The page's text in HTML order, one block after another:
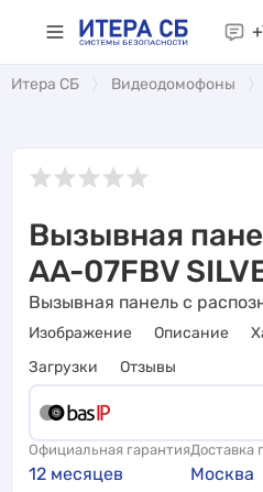
Итера СБ Видеодомофоны
Вызывная
AA-07FBV
Вызывная панель с
Изображение Описание
Загрузки
Отзывы
Официальная гарантия
12 месяцев
Доставка
Москва